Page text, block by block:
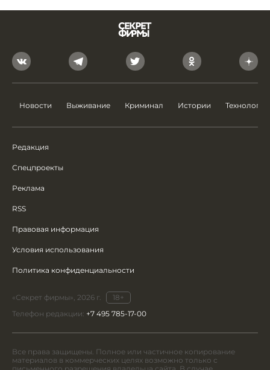
Новости Выживание Криминал Истории Технологии
Редакция
Спецпроекты
Реклама
RSS
Правовая информация
Условия использования
Политика конфиденциальности
«Секрет фирмы», 2026 г.
18+
Телефон редакции: +7 495 785-17-00
Все права защищены. Полное или частичное копирование
материалов в коммерческих целях возможно только с